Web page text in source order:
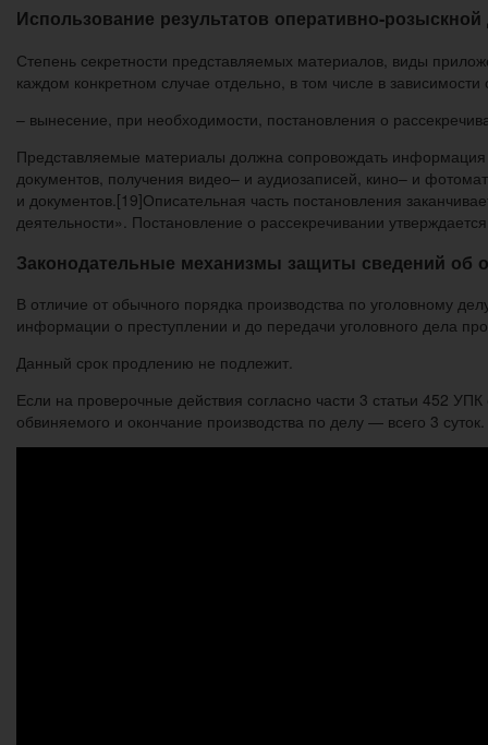
Использование результатов оперативно-
Степень секретности представляемых материалов, виды
каждом конкретном случае отдельно, в том числе в
– вынесение, при необходимости, постановления о
Представляемые материалы должна сопровождать информация
документов, получения видео– и аудиозаписей, кино– и
и документов.[19]Описательная часть постановления
деятельности». Постановление о рассекречивании
Законодательные механизмы защиты сведений об
В отличие от обычного порядка производства по уголовному
информации о преступлении и до передачи уголовного дела
Данный срок продлению не подлежит.
Если на проверочные дей­ствия согласно части 3 статьи 452
обвиняемого и окончание производства по делу — всего 3 суток.